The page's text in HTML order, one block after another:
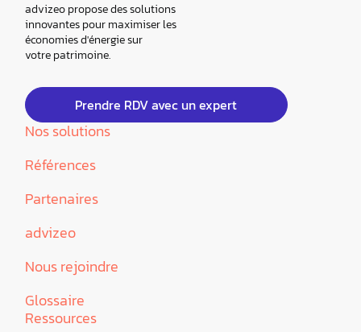
advizeo propose des solutions
innovantes pour maximiser les
économies d'énergie sur
votre patrimoine.
Prendre RDV avec un expert
Nos solutions
Références
Partenaires
advizeo
Nous rejoindre
Glossaire
Ressources